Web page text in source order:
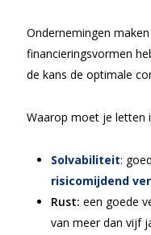
Ondernemingen
financieringsvormen
de kans de optimale
Waarop moet je letten
Solvabiliteit:
risicomijdend
Rust: een goede
van meer dan vijf